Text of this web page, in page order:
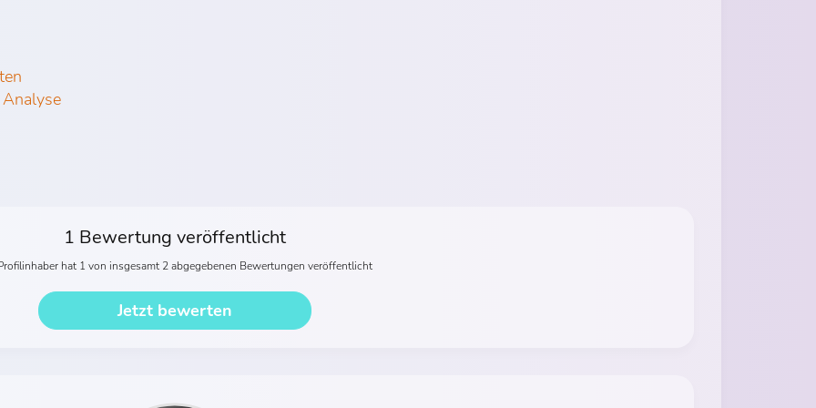
1 Bewertung veröffentlicht
hat 1 von insgesamt 2 abgegebenen Bewertungen veröffentlicht
Jetzt bewerten